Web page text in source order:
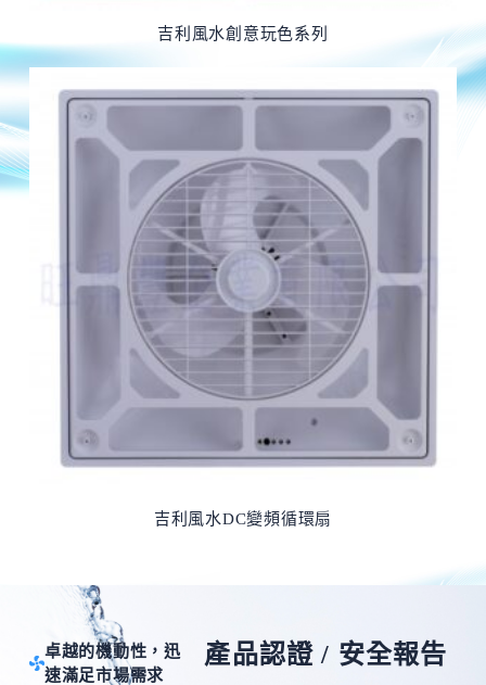
吉利風水創意玩色系列
吉利風水DC變頻循環扇
卓越的機動性，迅
速滿足市場需求
產品認證 / 安全報告